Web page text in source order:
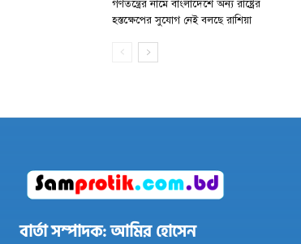
গণতন্ত্রের নামে বাংলাদেশে অন্য রাষ্ট্রের
হস্তক্ষেপের সুযোগ নেই বলছে রাশিয়া
বার্তা সম্পাদক: আমির হোসেন